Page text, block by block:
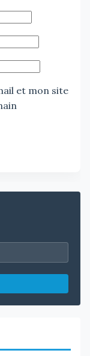
et mon site